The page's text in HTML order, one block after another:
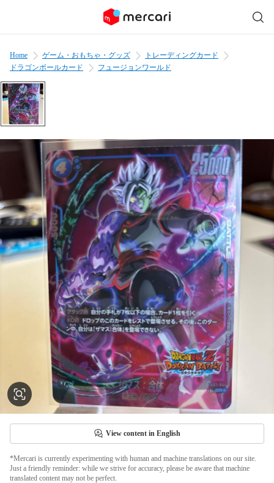
Home ゲーム・おもちゃ・グッズ
トレーディングカード
ドラゴンボールカード
フュージョンワールド
View content in English
*Mercari is currently experimenting with human and machine translations on our site.
Just a friendly reminder: while we strive for accuracy, please be aware that machine
translated content may not be perfect.